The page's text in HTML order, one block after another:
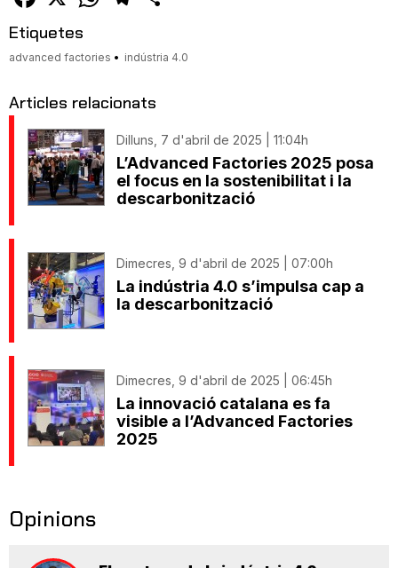
Etiquetes
advanced factories indústria 4.0
Articles relacionats
Dilluns, 7 d'abril de 2025 | 11:04h
L’Advanced Factories 2025 posa
el focus en la sostenibilitat i la
descarbonització
Dimecres, 9 d'abril de 2025 | 07:00h
La indústria 4.0 s’impulsa cap a
la descarbonització
Dimecres, 9 d'abril de 2025 | 06:45h
La innovació catalana es fa
visible a l’Advanced Factories
2025
Opinions